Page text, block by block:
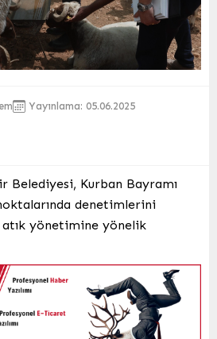
Yayınlama: 05.06.2025
Belediyesi, Kurban Bayramı
denetimlerini
atık yönetimine yönelik